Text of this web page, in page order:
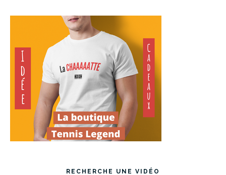
RECHERCHE UNE VIDÉO